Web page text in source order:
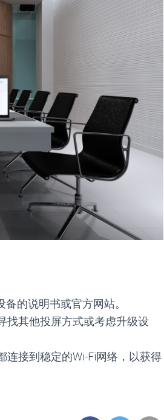
的说明书或官方网站。
找其他投屏方式或考虑升级设
连接到稳定的Wi-Fi网络，以获得